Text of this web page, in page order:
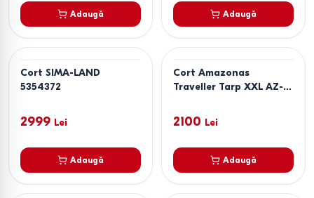
Adaugă Adaugă
Cort SIMA-LAND
5354372
2999 Lei
Adaugă
Cort Amazonas
Traveller Tarp XXL AZ-
2100 Lei
Adaugă